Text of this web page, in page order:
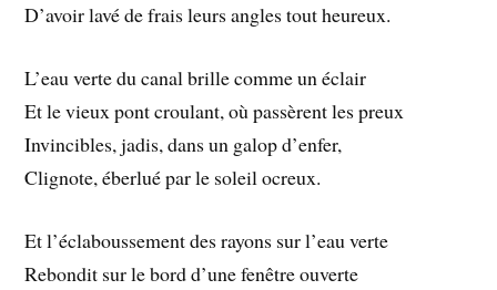
D’avoir lavé de frais leurs angles tout heureux.
L’eau verte du canal brille comme un éclair
Et le vieux pont croulant, où passèrent les preux
Invincibles, jadis, dans un galop d’enfer,
Clignote, éberlué par le soleil ocreux.
Et l’éclaboussement des rayons sur l’eau verte
Rebondit sur le bord d’une fenêtre ouverte